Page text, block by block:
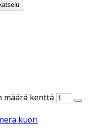
määrä kenttä
kuori